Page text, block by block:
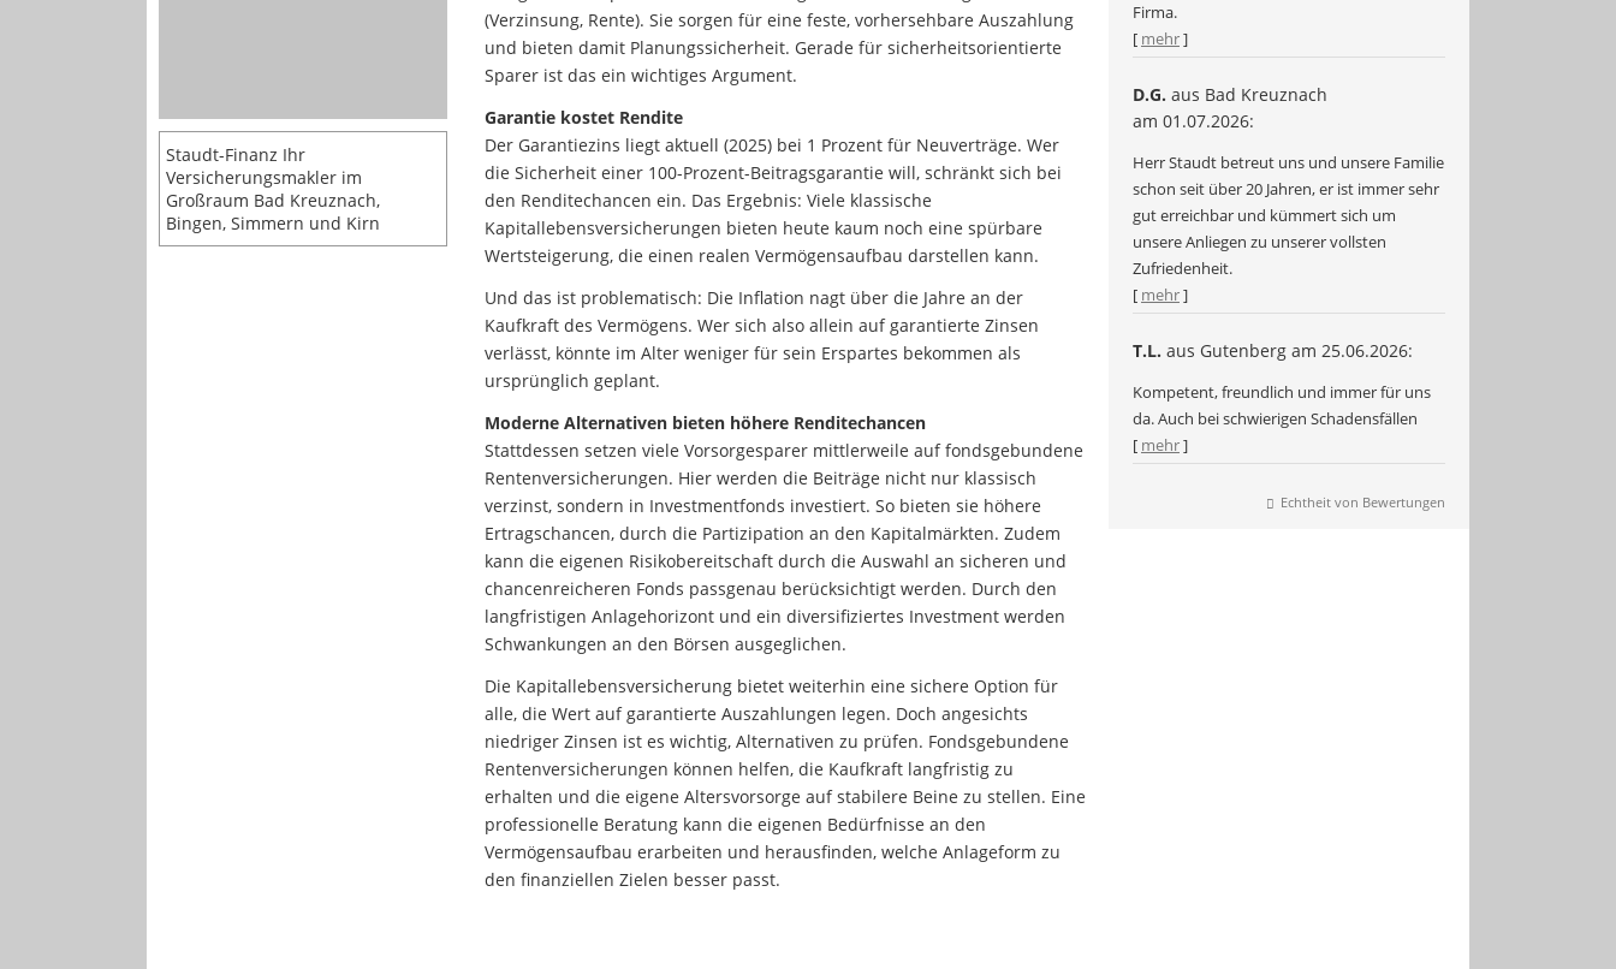
Staudt-Finanz Ihr
Versicherungsmakler im
Großraum Bad Kreuznach,
Bingen, Simmern und Kirn
Firma.
[ mehr]
D.G. aus Bad Kreuznach
am 01.07.2026:
Herr Staudt betreut uns und unsere Familie
schon seit über 20 Jahren, er ist immer sehr
gut erreichbar und kümmert sich um
unsere Anliegen zu unserer vollsten
Zufriedenheit.
[ mehr]
T.L. aus Gutenberg am 25.06.2026:
Kompetent, freundlich und immer für uns
da. Auch bei schwierigen Schadensfällen
[ mehr]
Echtheit von Bewertungen
(Verzinsung, Rente). Sie sorgen für eine feste, vorhersehbare Auszahlung
und bieten damit Planungssicherheit. Gerade für sicherheitsorientierte
Sparer ist das ein wichtiges Argument.
Garantie kostet Rendite
Der Garantiezins liegt aktuell (2025) bei 1 Prozent für Neuverträge. Wer
die Sicherheit einer 100-Prozent-Beitragsgarantie will, schränkt sich bei
den Renditechancen ein. Das Ergebnis: Viele klassische
Kapitallebensversicherungen bieten heute kaum noch eine spürbare
Wertsteigerung, die einen realen Vermögensaufbau darstellen kann.
Und das ist problematisch: Die Inflation nagt über die Jahre an der
Kaufkraft des Vermögens. Wer sich also allein auf garantierte Zinsen
verlässt, könnte im Alter weniger für sein Erspartes bekommen als
ursprünglich geplant.
Moderne Alternativen bieten höhere Renditechancen
Stattdessen setzen viele Vorsorgesparer mittlerweile auf fondsgebundene
Rentenversicherungen. Hier werden die Beiträge nicht nur klassisch
verzinst, sondern in Investmentfonds investiert. So bieten sie höhere
Ertragschancen, durch die Partizipation an den Kapitalmärkten. Zudem
kann die eigenen Risikobereitschaft durch die Auswahl an sicheren und
chancenreicheren Fonds passgenau berücksichtigt werden. Durch den
langfristigen Anlagehorizont und ein diversifiziertes Investment werden
Schwankungen an den Börsen ausgeglichen.
Die Kapitallebensversicherung bietet weiterhin eine sichere Option für
alle, die Wert auf garantierte Auszahlungen legen. Doch angesichts
niedriger Zinsen ist es wichtig, Alternativen zu prüfen. Fondsgebundene
Rentenversicherungen können helfen, die Kaufkraft langfristig zu
erhalten und die eigene Altersvorsorge auf stabilere Beine zu stellen. Eine
professionelle Beratung kann die eigenen Bedürfnisse an den
Vermögensaufbau erarbeiten und herausfinden, welche Anlageform zu
den finanziellen Zielen besser passt.